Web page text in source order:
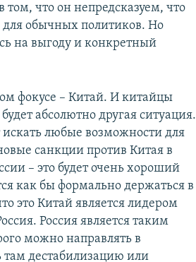
что он непредсказуем, что
для обычных политиков. Но
на выгоду и конкретный
фокусе – Китай. И китайцы
абсолютно другая ситуация.
искать любые возможности для
санкции против Китая в
– это будет очень хороший
как бы формально держаться в
это Китай является лидером
Россия является таким
можно направлять в
дестабилизацию или